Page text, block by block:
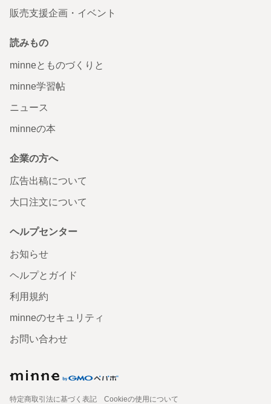
販売支援企画・イベント
読みもの
minneとものづくりと
minne学習帖
ニュース
minneの本
企業の方へ
広告出稿について
大口注文について
ヘルプセンター
お知らせ
ヘルプとガイド
利用規約
minneのセキュリティ
お問い合わせ
特定商取引法に基づく表記
Cookieの使用について